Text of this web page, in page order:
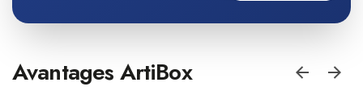
Avantages ArtiBox